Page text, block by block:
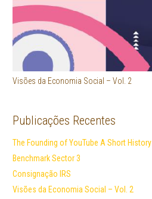
Visões da Economia Social – Vol. 2
Publicações Recentes
The Founding of YouTube A Short History
Benchmark Sector 3
Consignação IRS
Visões da Economia Social – Vol. 2